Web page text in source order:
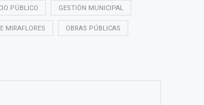
PÚBLICO GESTIÓN MUNICIPAL
MIRAFLORES OBRAS PÚBLICAS